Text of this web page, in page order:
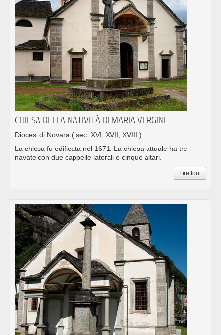
CHIESA DELLA NATIVITÀ DI MARIA VERGINE
Diocesi di Novara ( sec. XVI; XVII; XVIII )
La chiesa fu edificata nel 1671. La chiesa attuale ha tre
navate con due cappelle laterali e cinque altari.
Lire tout